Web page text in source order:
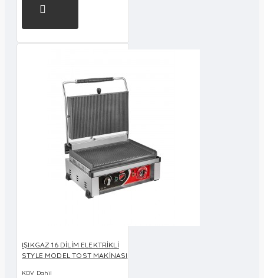
IŞIKGAZ 16 DİLİM ELEKTRİKLİ
STYLE MODEL TOST MAKİNASI
KDV Dahil